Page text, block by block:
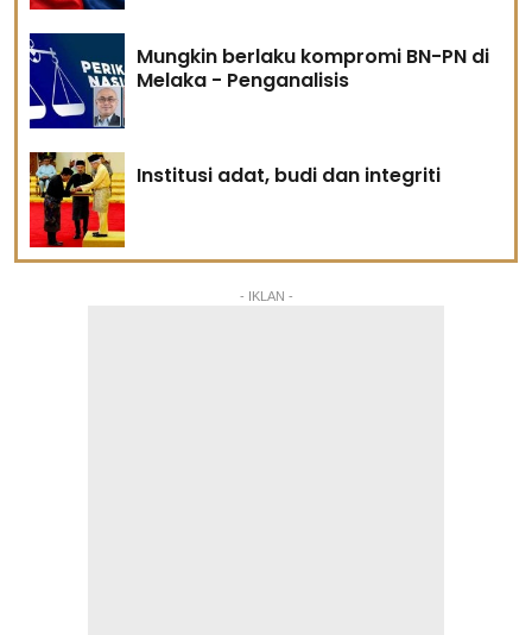
Mungkin berlaku kompromi BN-PN di
Melaka - Penganalisis
Institusi adat, budi dan integriti
- IKLAN -